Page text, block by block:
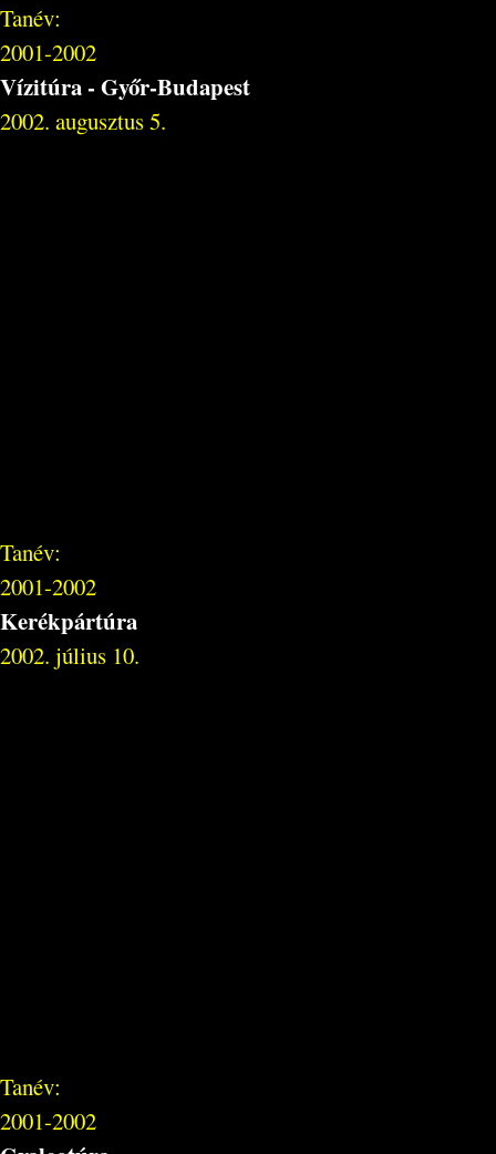
Tanév:
2001-2002
Vízitúra - Győr-Budapest
2002. augusztus 5.
Tanév:
2001-2002
Kerékpártúra
2002. július 10.
Tanév:
2001-2002